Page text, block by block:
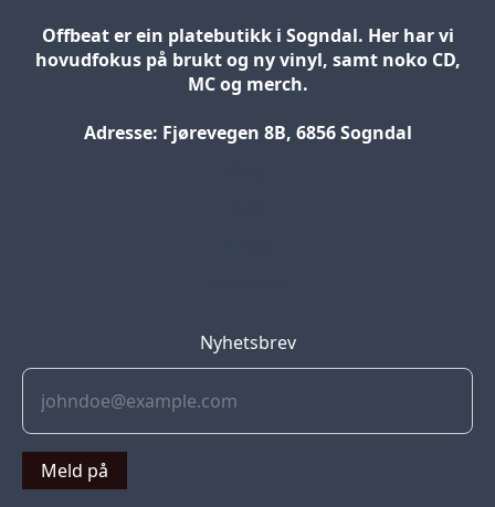
Offbeat er ein platebutikk i Sogndal. Her har vi
hovudfokus på brukt og ny vinyl, samt noko CD,
MC og merch.
Adresse: Fjørevegen 8B, 6856 Sogndal
Nyhetsbrev
Meld på